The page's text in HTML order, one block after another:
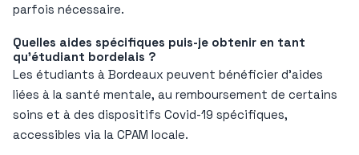
parfois nécessaire.
Quelles aides spécifiques puis-je obtenir en tant
qu’étudiant bordelais ?
Les étudiants à Bordeaux peuvent bénéficier d’aides
liées à la santé mentale, au remboursement de certains
soins et à des dispositifs Covid-19 spécifiques,
accessibles via la CPAM locale.